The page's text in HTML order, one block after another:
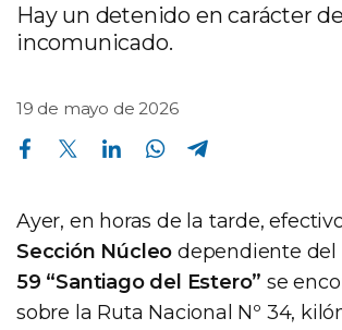
Hay un detenido en carácter de
incomunicado.
19 de mayo de 2026
Compartir en Facebook Compartir en Twitter Compartir en Linkedin Compartir en Whatsapp
Ayer, en horas de la tarde,
Sección Núcleo dependiente del
59 “Santiago del Estero” se
sobre la Ruta Nacional Nº 34,